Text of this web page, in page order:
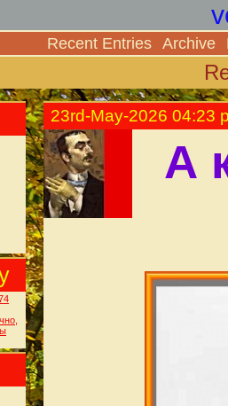
Recent Entries Archive
23rd-May-2026 04:23
А